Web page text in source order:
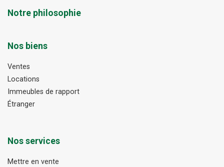
Notre philosophie
Nos biens
Ventes
Locations
Immeubles de rapport
Étranger
Nos services
Mettre en vente